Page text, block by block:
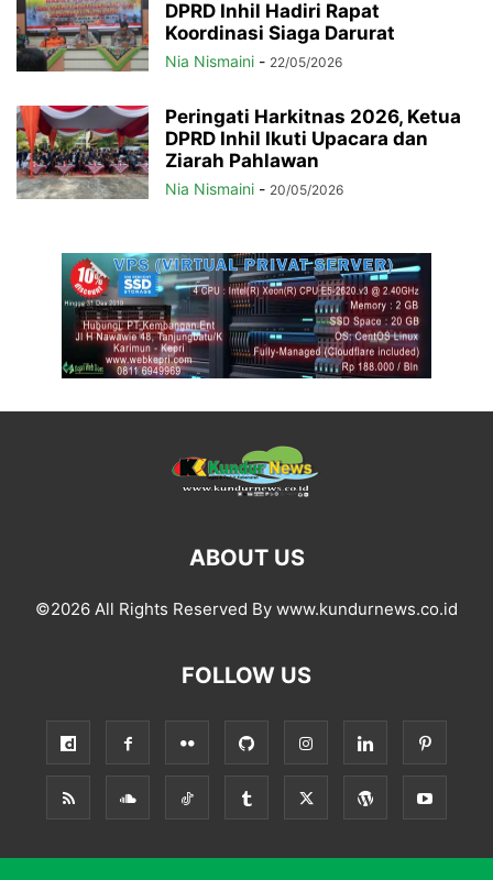
DPRD Inhil Hadiri Rapat
Koordinasi Siaga Darurat
Nia Nismaini - 22/05/2026
Peringati Harkitnas 2026, Ketua
DPRD Inhil Ikuti Upacara dan
Ziarah Pahlawan
Nia Nismaini - 20/05/2026
ABOUT US
©2026 All Rights Reserved By www.kundurnews.co.id
FOLLOW US